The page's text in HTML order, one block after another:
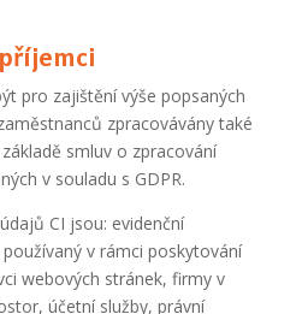
pro zajištění výše popsaných
zpracovávány také
smluv o zpracování
v souladu s GDPR.
CI jsou: evidenční
v rámci poskytování
webových stránek, firmy v
účetní služby, právní